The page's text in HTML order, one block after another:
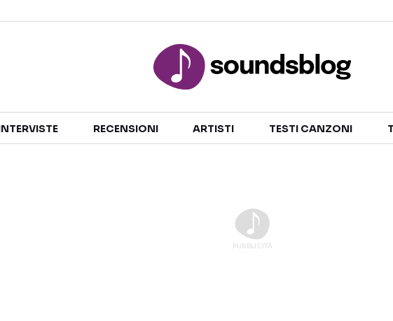
TALENT SHOW
RECENSIONI ARTISTI TESTI CANZONI